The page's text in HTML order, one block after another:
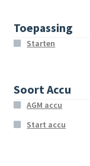
Toepassing
Starten
Soort Accu
AGM accu
Start accu